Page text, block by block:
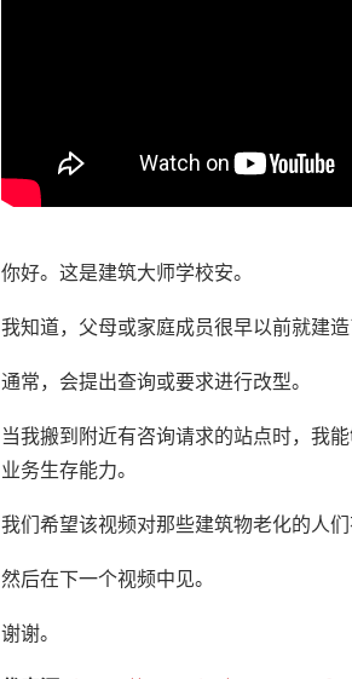
你好。这是建筑大师学校安。
我知道，父母或家庭成员很早以前就建
通常，会提出查询或要求进行改型。
当我搬到附近有咨询请求的站点时，我
业务生存能力。
我们希望该视频对那些建筑物老化的人们
然后在下一个视频中见。
谢谢。